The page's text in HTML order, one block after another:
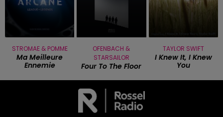
STROMAE & POMME
Ma Meilleure
Ennemie
OFENBACH &
STARSAILOR
Four To The Floor
TAYLOR SWIFT
I Knew It, I Knew
You